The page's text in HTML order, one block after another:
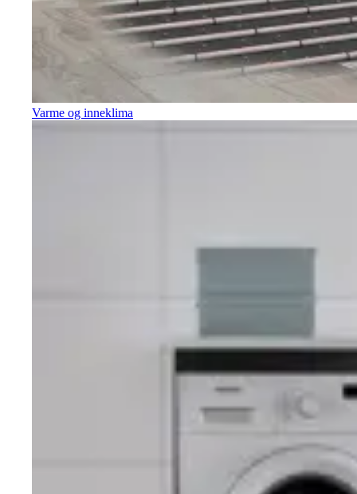
Varme og inneklima